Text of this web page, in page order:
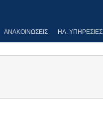
ΑΝΑΚΟΙΝΏΣΕΙΣ ΗΛ. ΥΠΗΡΕΣΊΕΣ